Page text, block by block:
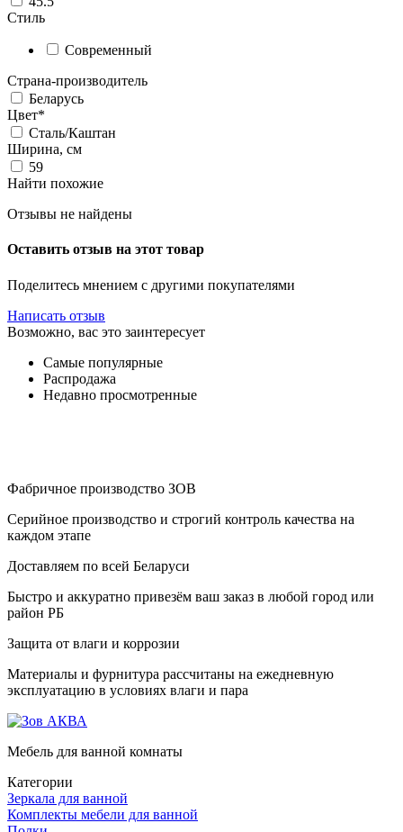
Стиль
Современный
Страна-производитель
Беларусь
Цвет*
Сталь/Каштан
Ширина, см
59
Найти похожие
Отзывы не найдены
Оставить отзыв на этот товар
Поделитесь мнением с другими покупателями
Написать отзыв
Возможно, вас это заинтересует
Самые популярные
Распродажа
Недавно просмотренные
Фабричное производство ЗОВ
Серийное производство и строгий контроль качества на
каждом этапе
Доставляем по всей Беларуси
Быстро и аккуратно привезём ваш заказ в любой город или
район РБ
Защита от влаги и коррозии
Материалы и фурнитура рассчитаны на ежедневную
эксплуатацию в условиях влаги и пара
Мебель для ванной комнаты
Категории
Зеркала для ванной
Комплекты мебели для ванной